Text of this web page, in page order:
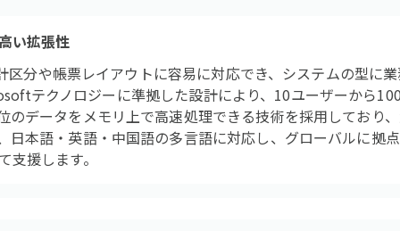
い拡張性
区分や帳票レイアウトに容易に対応でき、システムの型に
テクノロジーに準拠した設計により、10ユーザーから
のデータをメモリ上で高速処理できる技術を採用しており
日本語・英語・中国語の多言語に対応し、グローバルに拠
支援します。